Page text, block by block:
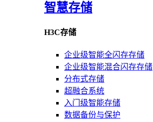
智慧存储
H3C存储
企业级智能全闪存存储
企业级智能混合闪存存储
分布式存储
超融合系统
入门级智能存储
数据备份与保护